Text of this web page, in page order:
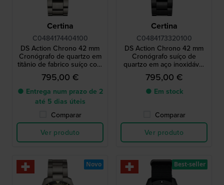
Certina
C0484174404100
DS Action Chrono 42 mm
Cronógrafo de quartzo em
titânio de fabrico suíço com
mostrador azul
795,00 €
● Entrega num prazo de 2
até 5 dias úteis
Comparar
Ver produto
Certina
C0484173320100
DS Action Chrono 42 mm
Cronógrafo suíço de
quartzo em aço inoxidável
com mostrador preto em
carbono
795,00 €
● Em stock
Comparar
Ver produto
Novo Best-seller